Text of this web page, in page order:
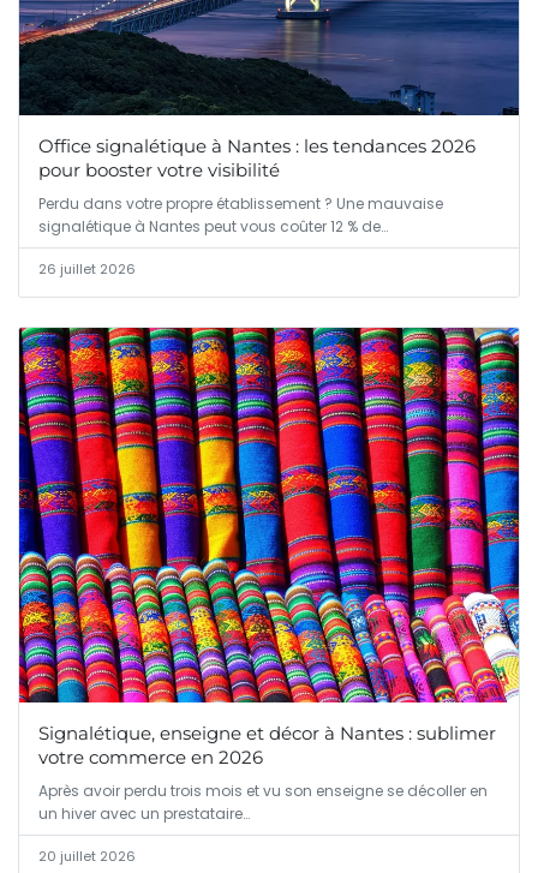
Office signalétique à Nantes : les tendances 2026
pour booster votre visibilité
Perdu dans votre propre établissement ? Une mauvaise
signalétique à Nantes peut vous coûter 12 % de…
26 juillet 2026
Signalétique, enseigne et décor à Nantes : sublimer
votre commerce en 2026
Après avoir perdu trois mois et vu son enseigne se décoller en
un hiver avec un prestataire…
20 juillet 2026